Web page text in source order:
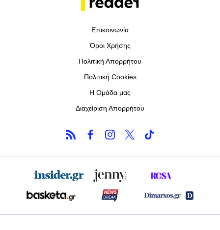
Επικοινωνία
Όροι Χρήσης
Πολιτική Απορρήτου
Πολιτική Cookies
Η Ομάδα μας
Διαχείριση Απορρήτου